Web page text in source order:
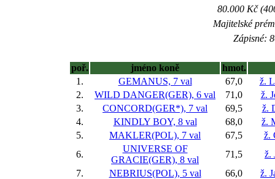
80.000 Kč
Majitelské
Zápisné:
poř. jméno koně
hmot.
1.
GEMANUS, 7 val 67,0
ž.
2.
WILD DANGER(GER), 6 val 71,0
ž.
3.
CONCORD(GER*), 7 val 69,5
ž.
4.
KINDLY BOY, 8 val 68,0
ž.
5.
MAKLER(POL), 7 val 67,5
ž.
6.
UNIVERSE OF
GRACIE(GER), 8 val
71,5
ž.
7.
NEBRIUS(POL), 5 val 66,0
ž.